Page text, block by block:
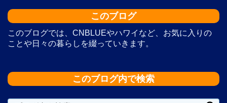
このブログ
このブログでは、CNBLUEやハワイなど、お気に入りの
ことや日々の暮らしを綴っていきます。
このブログ内で検索